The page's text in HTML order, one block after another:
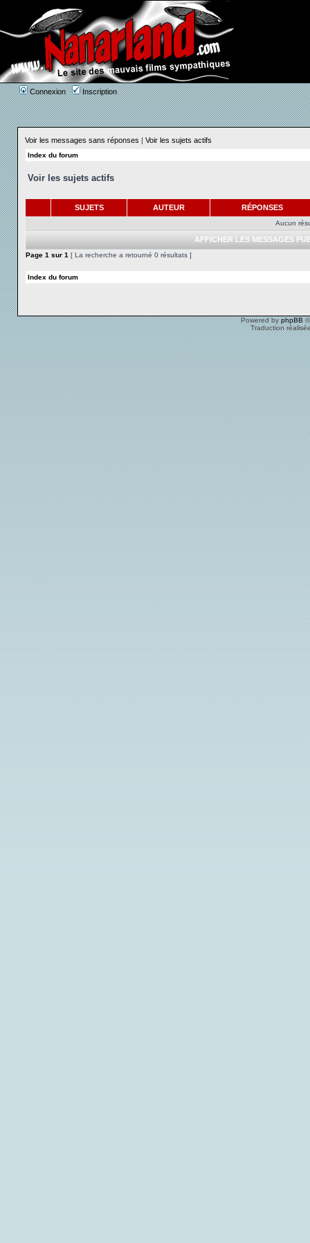
Connexion Inscription
Voir les messages sans réponses | Voir les sujets actifs
Index du forum
Voir les sujets actifs
SUJETS AUTEUR RÉPONSES
Aucun
AFFICHER LES MESSAGES
Page 1 sur 1 [ La recherche a retourné 0 résultats ]
Index du forum
Powered byphpBB©
Traduction